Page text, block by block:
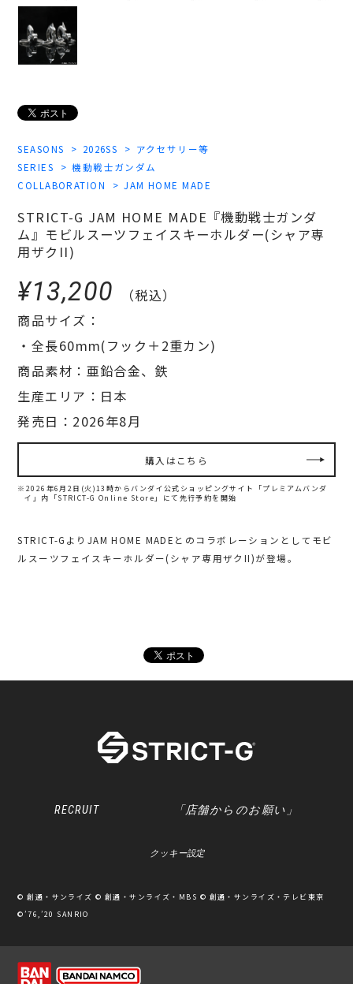
SEASONS 2026SS
アクセサリー等
SERIES
機動戦士ガンダム
COLLABORATION
JAM HOME MADE
STRICT-G JAM HOME MADE『機動戦士ガンダ
ム』モビルスーツフェイスキーホルダー(シャア専
用ザクII)
¥13,200
（税込）
商品サイズ：
・全長60mm(フック＋2重カン)
商品素材：亜鉛合金、鉄
生産エリア：日本
発売日：2026年8月
購入はこちら
※2026年6月2日(火)13時からバンダイ公式ショッピングサイト「プレミアムバンダ
イ」内
「STRICT-G Online Store」にて先行予約を開始
STRICT-GよりJAM HOME MADEとのコラボレーションとしてモビ
ルスーツフェイスキーホルダー(シャア専用ザクII)が登場。
RECRUIT 「店舗からのお願い」
クッキー設定
© 創通・サンライズ © 創通・サンライズ・MBS © 創通・サンライズ・テレビ東京
©’76,’20 SANRIO